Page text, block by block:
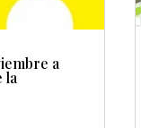
a
la